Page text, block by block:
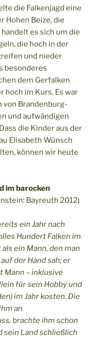
die Falkenjagd eine
Hohen Beize, die
es sich um die
die hoch in der
und nieder
besonderes
dem Gerfalken
hoch im Kurs. Es war
von Brandenburg-
und aufwändigen
die Kinder aus der
Elisabeth Wünsch
können wir heute
im barocken
Bayreuth 2012)
ein Jahr nach
Hundert Falken im
ein Mann, den man
der Hand sah; er
Mann – inklusive
für sein Hobby und
im Jahr kosten. Die
an
brachte ihm schon
sein Land schließlich